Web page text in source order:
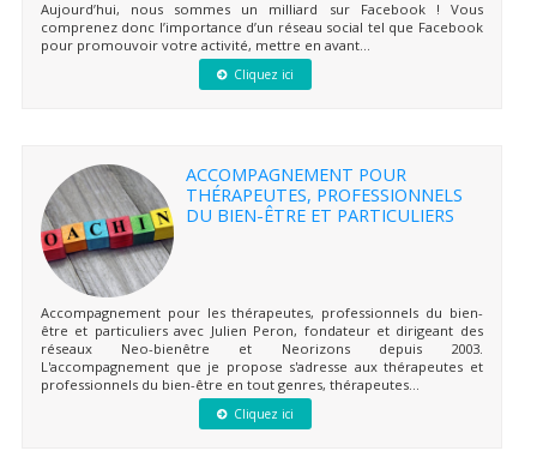
Aujourd’hui, nous sommes un milliard sur Facebook ! Vous
comprenez donc l’importance d’un réseau social tel que Facebook
pour promouvoir votre activité, mettre en avant...
Cliquez ici
ACCOMPAGNEMENT POUR
THÉRAPEUTES, PROFESSIONNELS
DU BIEN-ÊTRE ET PARTICULIERS
Accompagnement pour les thérapeutes, professionnels du bien-
être et particuliers avec Julien Peron, fondateur et dirigeant des
réseaux Neo-bienêtre et Neorizons depuis 2003.
L'accompagnement que je propose s'adresse aux thérapeutes et
professionnels du bien-être en tout genres, thérapeutes...
Cliquez ici